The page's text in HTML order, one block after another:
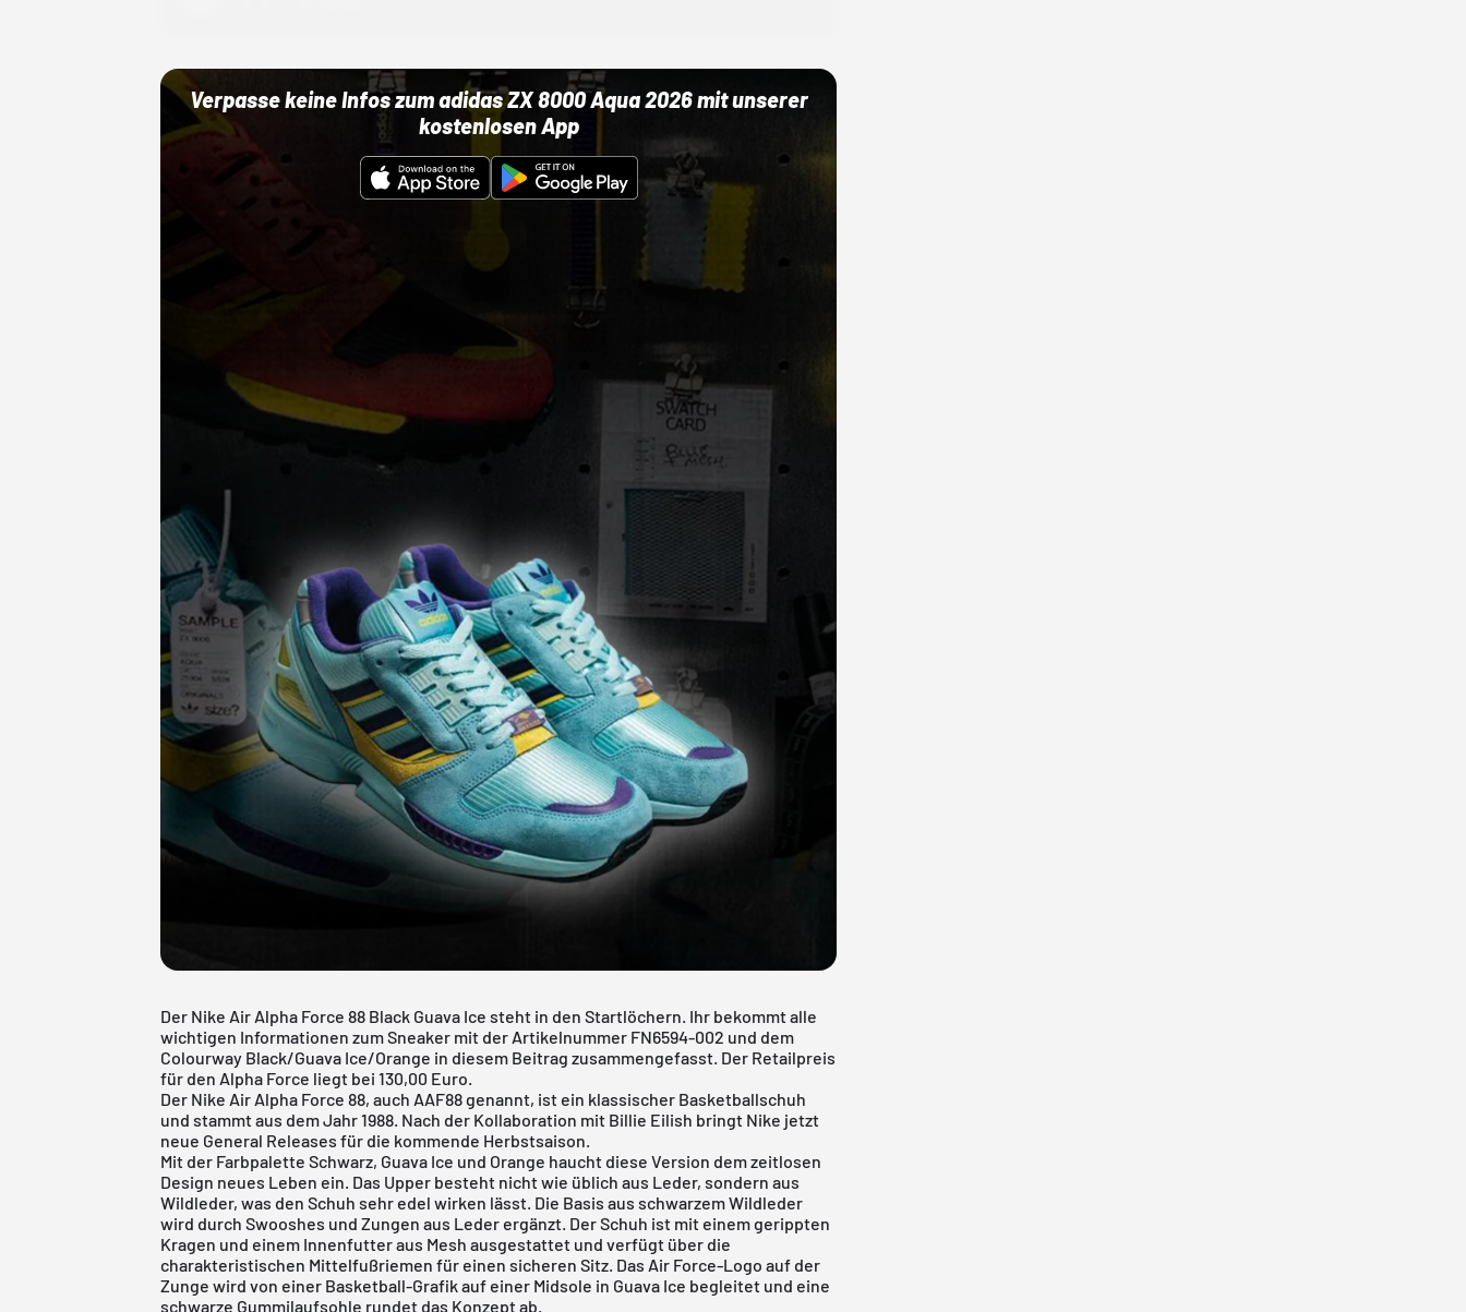
Verpasse keine Infos zum adidas ZX 8000 Aqua 2026 mit unserer
kostenlosen App
Der Nike Air Alpha Force 88 Black Guava Ice steht in den Startlöchern. Ihr bekommt alle
wichtigen Informationen zum Sneaker mit der Artikelnummer FN6594-002 und dem
Colourway Black/Guava Ice/Orange in diesem Beitrag zusammengefasst. Der Retailpreis
für den Alpha Force liegt bei 130,00 Euro.
Der Nike Air Alpha Force 88, auch AAF88 genannt, ist ein klassischer Basketballschuh
und stammt aus dem Jahr 1988. Nach der Kollaboration mit Billie Eilish bringt Nike jetzt
neue General Releases für die kommende Herbstsaison.
Mit der Farbpalette Schwarz, Guava Ice und Orange haucht diese Version dem zeitlosen
Design neues Leben ein. Das Upper besteht nicht wie üblich aus Leder, sondern aus
Wildleder, was den Schuh sehr edel wirken lässt. Die Basis aus schwarzem Wildleder
wird durch Swooshes und Zungen aus Leder ergänzt. Der Schuh ist mit einem gerippten
Kragen und einem Innenfutter aus Mesh ausgestattet und verfügt über die
charakteristischen Mittelfußriemen für einen sicheren Sitz. Das Air Force-Logo auf der
Zunge wird von einer Basketball-Grafik auf einer Midsole in Guava Ice begleitet und eine
schwarze Gummilaufsohle rundet das Konzept ab.